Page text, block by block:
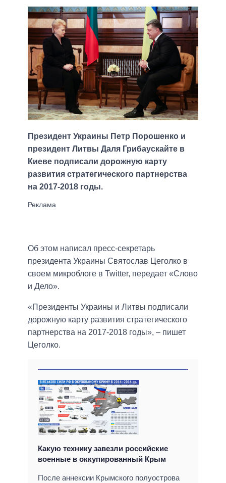
Президент Украины Петр Порошенко и
президент Литвы Даля Грибаускайте в
Киеве подписали дорожную карту
развития стратегического партнерства
на 2017-2018 годы.
Об этом написал пресс-секретарь
президента Украины Святослав Цеголко в
своем микроблоге в Twitter, передает «Слово
и Дело».
«Президенты Украины и Литвы подписали
дорожную карту развития стратегического
партнерства на 2017-2018 годы», – пишет
Цеголко.
Какую технику завезли российские
военные в оккупированный Крым
После аннексии Крымского полуострова